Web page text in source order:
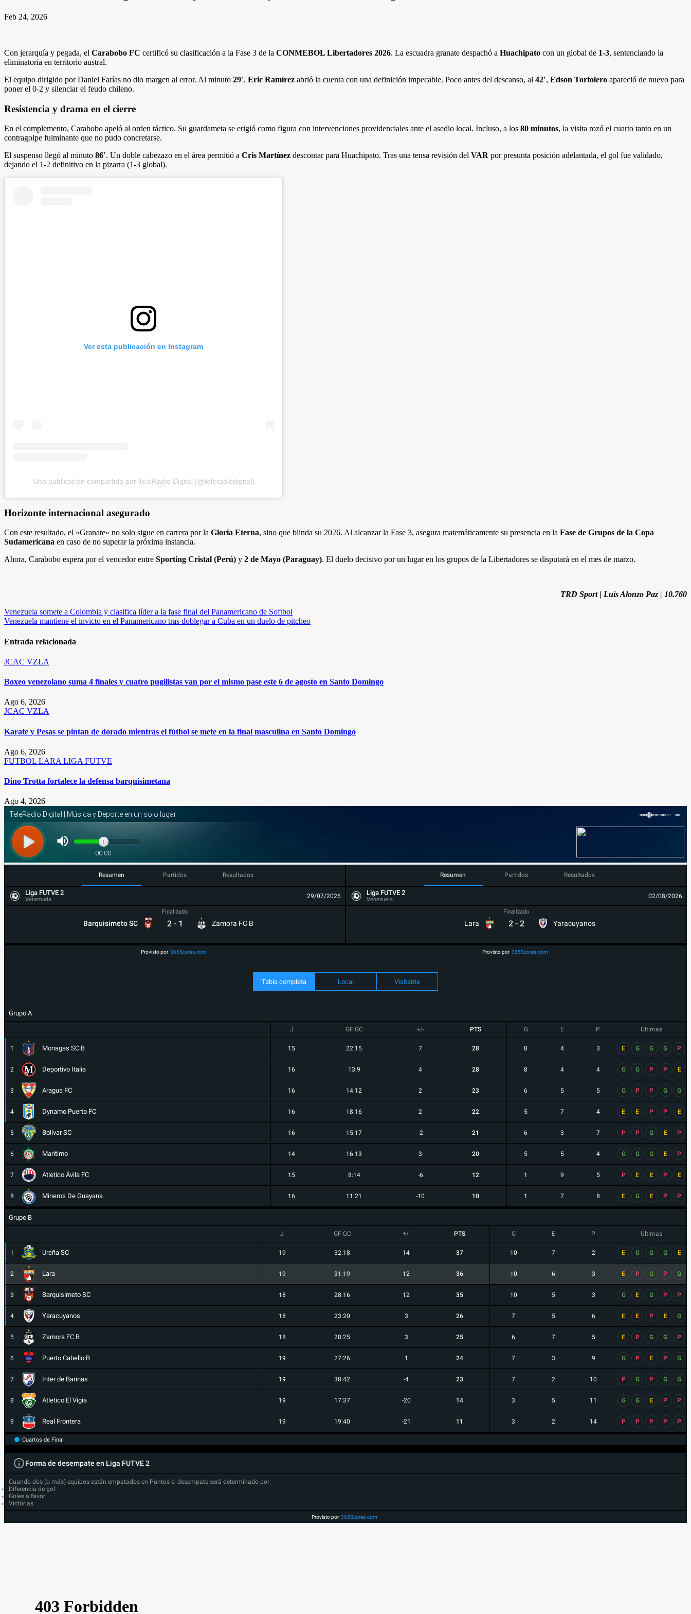
Feb 24, 2026
Con jerarquía y pegada, el Carabobo FC certificó su clasificación a la Fase 3 de la CONMEBOL Libertadores 2026. La escuadra granate despachó a Huachipato con un global de 1-3, sentenciando la
eliminatoria en territorio austral.
El equipo dirigido por Daniel Farías no dio margen al error. Al minuto 29′, Eric Ramírez abrió la cuenta con una definición impecable. Poco antes del descanso, al 42′, Edson Tortolero apareció de nuevo para
poner el 0-2 y silenciar el feudo chileno.
Resistencia y drama en el cierre
En el complemento, Carabobo apeló al orden táctico. Su guardameta se erigió como figura con intervenciones providenciales ante el asedio local. Incluso, a los 80 minutos, la visita rozó el cuarto tanto en un
contragolpe fulminante que no pudo concretarse.
El suspenso llegó al minuto 86′. Un doble cabezazo en el área permitió a Cris Martínez descontar para Huachipato. Tras una tensa revisión del VAR por presunta posición adelantada, el gol fue validado,
dejando el 1-2 definitivo en la pizarra (1-3 global).
Ver esta publicación en Instagram
Una publicación compartida por TeleRadio Digital (@teleradiodigital)
Horizonte internacional asegurado
Con este resultado, el «Granate» no solo sigue en carrera por la Gloria Eterna, sino que blinda su 2026. Al alcanzar la Fase 3, asegura matemáticamente su presencia en la Fase de Grupos de la Copa
Sudamericana en caso de no superar la próxima instancia.
Ahora, Carabobo espera por el vencedor entre Sporting Cristal (Perú) y 2 de Mayo (Paraguay). El duelo decisivo por un lugar en los grupos de la Libertadores se disputará en el mes de marzo.
TRD Sport | Luis Alonzo Paz | 10.760
Navegación
de
entradas
Venezuela somete a Colombia y clasifica líder a la fase final del Panamericano de Softbol
Venezuela mantiene el invicto en el Panamericano tras doblegar a Cuba en un duelo de pitcheo
Entrada relacionada
JCAC VZLA
Boxeo venezolano suma 4 finales y cuatro pugilistas van por el mismo pase este 6 de agosto en Santo Domingo
Ago 6, 2026
JCAC VZLA
Karate y Pesas se pintan de dorado mientras el fútbol se mete en la final masculina en Santo Domingo
Ago 6, 2026
FUTBOL LARA LIGA FUTVE
Dino Trotta fortalece la defensa barquisimetana
Ago 4, 2026
Resumen Partidos Resultados
Liga FUTVE 2
Venezuela 29/07/2026
Barquisimeto SC
Finalizado
2 - 1 Zamora FC B
Provisto por 365Scores.com
Resumen Partidos Resultados
Liga FUTVE 2
Venezuela 02/08/2026
Lara
Finalizado
2 - 2 Yaracuyanos
Provisto por 365Scores.com
Tabla completa Local Visitante
Grupo A
J GF:GC +/- PTS G E P Últimas
1 Monagas SC B 15 22:15 7 28 8 4 3 E G G G P
2 Deportivo Italia 16 13:9 4 28 8 4 4 G G P P E
3 Aragua FC 16 14:12 2 23 6 5 5 G P P G G
4 Dynamo Puerto FC 16 18:16 2 22 5 7 4 E E P P E
5 Bolívar SC 16 15:17 -2 21 6 3 7 P P G E P
6 Maritimo 14 16:13 3 20 5 5 4 G G G E P
7 Atletico Ávila FC 15 8:14 -6 12 1 9 5 P E E P E
8 Mineros De Guayana 16 11:21 -10 10 1 7 8 E G E P P
Grupo B
J GF:GC +/- PTS G E P Últimas
1 Ureña SC 19 32:18 14 37 10 7 2 E G G G E
2 Lara 19 31:19 12 36 10 6 3 E P G P G
3 Barquisimeto SC 18 28:16 12 35 10 5 3 G E G P P
4 Yaracuyanos 18 23:20 3 26 7 5 6 E E P E G
5 Zamora FC B 18 28:25 3 25 6 7 5 E P G G P
6 Puerto Cabello B 19 27:26 1 24 7 3 9 G P E P G
7 Inter de Barinas 19 38:42 -4 23 7 2 10 P G P G G
8 Atletico El Vigia 19 17:37 -20 14 3 5 11 G G E P P
9 Real Frontera 19 19:40 -21 11 3 2 14 P P P P P
Cuartos de Final
Forma de desempate en Liga FUTVE 2
Cuando dos (o más) equipos están empatados en Puntos el desempate será determinado por:
Diferencia de gol
Goles a favor
Victorias
Provisto por 365Scores.com